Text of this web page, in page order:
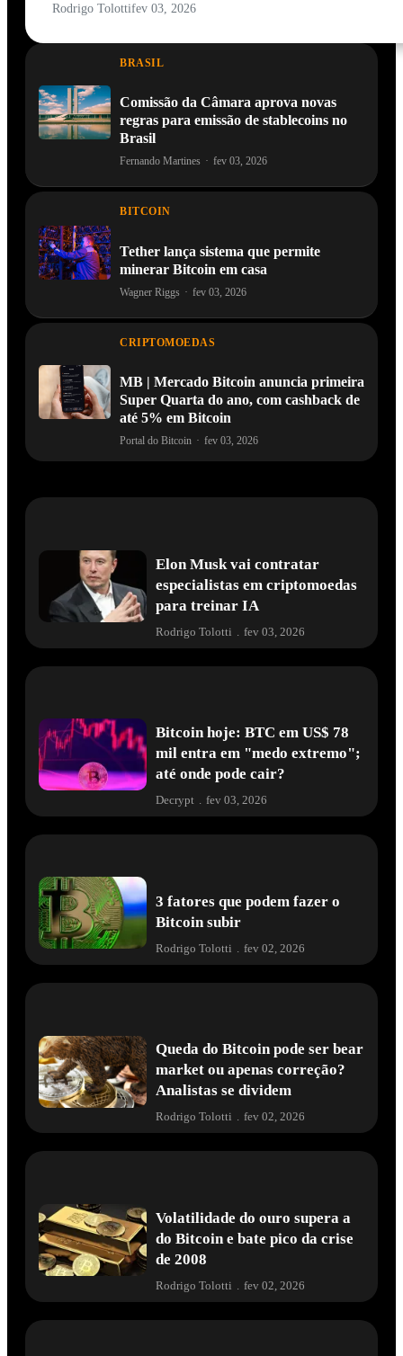
Rodrigo Tolottifev 03, 2026
BRASIL
Comissão da Câmara aprova novas
regras para emissão de stablecoins no
Brasil
Fernando Martines · fev 03, 2026
BITCOIN
Tether lança sistema que permite
minerar Bitcoin em casa
Wagner Riggs · fev 03, 2026
CRIPTOMOEDAS
MB | Mercado Bitcoin anuncia primeira
Super Quarta do ano, com cashback de
até 5% em Bitcoin
Portal do Bitcoin · fev 03, 2026
Elon Musk vai contratar
especialistas em criptomoedas
para treinar IA
Rodrigo Tolotti fev 03, 2026
Bitcoin hoje: BTC em US$ 78
mil entra em "medo extremo";
até onde pode cair?
Decrypt . fev 03, 2026
3 fatores que podem fazer o
Bitcoin subir
Rodrigo Tolotti fev 02, 2026
Queda do Bitcoin pode ser bear
market ou apenas correção?
Analistas se dividem
Rodrigo Tolotti . fev 02, 2026
Volatilidade do ouro supera a
do Bitcoin e bate pico da crise
de 2008
Rodrigo Tolotti . fev 02, 2026